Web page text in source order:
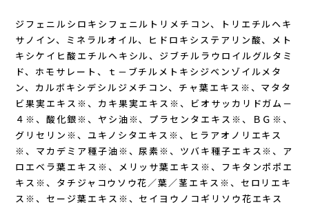
On Running(オンランニング)
OOFOS (ウーフォス)
Outdoor Research (アウトドアリサーチ)
PaaGo WORKS(パーゴワークス)
patagonia(パタゴニア)
ジフェニルシロキシフェニルトリメチコン、トリエチルヘキ
サノイン、ミネラルオイル、ヒドロキシステアリン酸、メト
キシケイヒ酸エチルヘキシル、ジブチルラウロイルグルタミ
ド、ホモサレート、ｔ－ブチルメトキシジベンゾイルメタ
ン、カルボキシデシルジメチコン、チャ葉エキス※、マタタ
ビ果実エキス※、カキ果実エキス※、ビオサッカリドガム－
４※、酸化銀※、ヤシ油※、プラセンタエキス※、ＢＧ※、
グリセリン※、ユキノシタエキス※、ヒラアオノリエキス
※、マカデミア種子油※、尿素※、ツバキ種子エキス※、ア
ロエベラ葉エキス※、メリッサ葉エキス※、フキタンポポエ
キス※、タチジャコウソウ花／葉／茎エキス※、セロリエキ
ス※、セージ葉エキス※、セイヨウノコギリソウ花エキス